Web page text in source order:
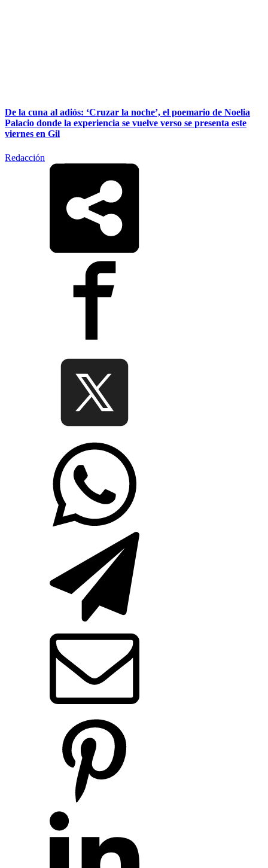
De la cuna al adiós: ‘Cruzar la noche’, el poemario de Noelia
Palacio donde la experiencia se vuelve verso se presenta este
viernes en Gil
Redacción